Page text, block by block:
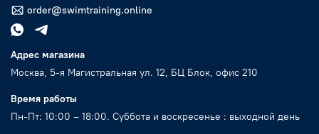
order@swimtraining.online
Адрес магазина
Москва, 5-я Магистральная ул. 12, БЦ Блок, офис 210
Время работы
Пн-Пт: 10:00 – 18:00. Суббота и воскресенье : выходной день